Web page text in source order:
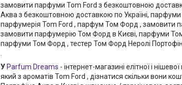
замовити парфуми Tom Ford з безкоштовною
Аква з безкоштовною доставкою по Україні,
парфумерія Tom Ford , парфум Том Форд , замовити
замовити парфумерію Том Форд в Києві, парфуми
парфуми Том Форд , тестер Том Форд Неролі
УParfum Dreams - інтернет-магазині елітної і
який з ароматів Tom Ford , дізнатися скільки вони